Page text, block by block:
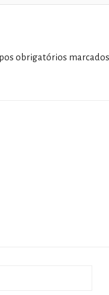
obrigatórios